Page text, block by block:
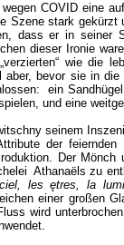
COVID eine
Szene stark
dass er in seiner
dieser Ironie
wie die
bevor sie in
ein
und eine
seinem
der
Der Mönch
Athanaëls zu
les ętres, la
einer großen
wird